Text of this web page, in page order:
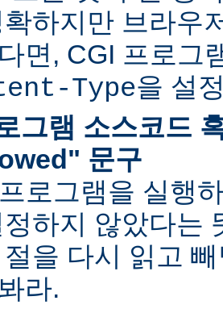
하지만 브라우
면, CGI 프로그
Type을 설
그램 소스코드
문구
로그램을 실행
하지 않았다는
절을 다시 읽고
라.